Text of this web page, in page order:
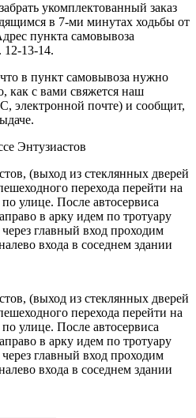
укомплектованный заказ
в 7-ми минутах ходьбы от
пункта самовывоза
12-13-14.
в пункт самовывоза нужно
как с вами свяжется наш
электронной почте) и сообщит,
Энтузиастов
(выход из стеклянных дверей
перехода перейти на
улице. После автосервиса
в арку идем по тротуару
главный вход проходим
входа в соседнем здании
(выход из стеклянных дверей
перехода перейти на
улице. После автосервиса
в арку идем по тротуару
главный вход проходим
входа в соседнем здании